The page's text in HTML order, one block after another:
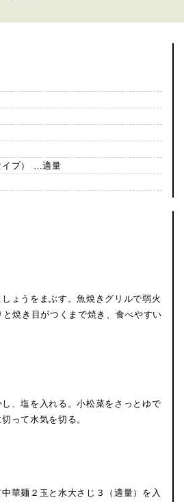
イプ） …適量
ょうをまぶす。魚焼きグリルで弱火
焼き目がつくまで焼き、食べやすい
、塩を入れる。小松菜をさっとゆで
って水気を切る。
華麺２玉と水大さじ３（適量）を入